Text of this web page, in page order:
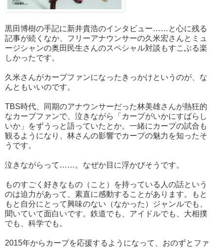
黒田博樹の手記に新井貴浩のインタビュー……と心に残る
記事が続くなか、フリーアナウンサーの久米宏さんとミュ
ージシャンの奥田民生さんのスペシャル対談もすこぶる楽
しかったです。
久米さんがカープファンになったきっかけというのが、な
んともいいのです。
TBS時代、同期のアナウンサーだった林美雄さんが熱狂的
なカープファンで、泣きながら「カープがいかにすばらし
いか」をずうっと語っていたとか。一緒にカープの試合も
観るようになり、林さんの影響でカープの魅力を知ったそ
うです。
泣きながらって……。なぜか目に浮かびそうです。
ものすごく好きなもの（こと）を持っている人の話という
のは迫力があって、素直に感動することがあります。もと
もと自分にとって興味のない（なかった）ジャンルでも、
聞いていて面白いです。鉄道でも、アイドルでも、大相撲
でも、科学でも。
2015年からカープを応援するようになって、おのずとファ